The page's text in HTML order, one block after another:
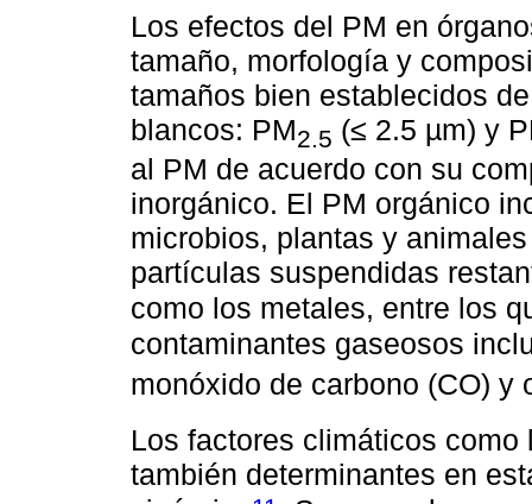
Los efectos del PM en
tamaño, morfología y
tamaños bien establecidos
blancos: PM2.5 (≤ 2.5 µm) y
al PM de acuerdo con su
inorgánico. El PM orgánico
microbios, plantas y
partículas suspendidas
como los metales, entre los
contaminantes gaseosos
monóxido de carbono (CO) y
Los factores climáticos
también determinantes en